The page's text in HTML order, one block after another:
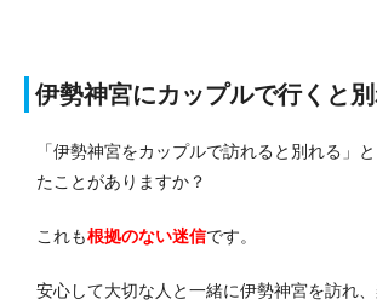
伊勢神宮にカップルで行くと別
「伊勢神宮をカップルで訪れると別れる」
たことがありますか？
これも根拠のない迷信です。
安心して大切な人と一緒に伊勢神宮を訪れ